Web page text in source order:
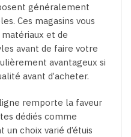
généralement
Ces magasins vous
et de
avant de faire votre
avantageux si
avant d’acheter.
remporte la faveur
dédiés comme
choix varié d’étuis